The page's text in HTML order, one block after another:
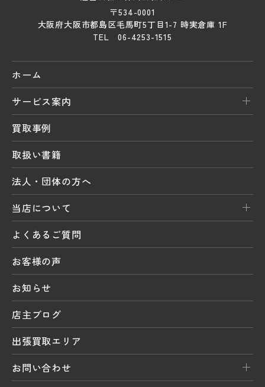
〒534-0001
大阪府大阪市都島区毛馬町5丁目1-7 時実倉庫 1F
TEL 06-4253-1515
ホーム
サービス案内
買取事例
取扱い書籍
法人・団体の方へ
当店について
よくあるご質問
お客様の声
お知らせ
店主ブログ
出張買取エリア
お問い合わせ